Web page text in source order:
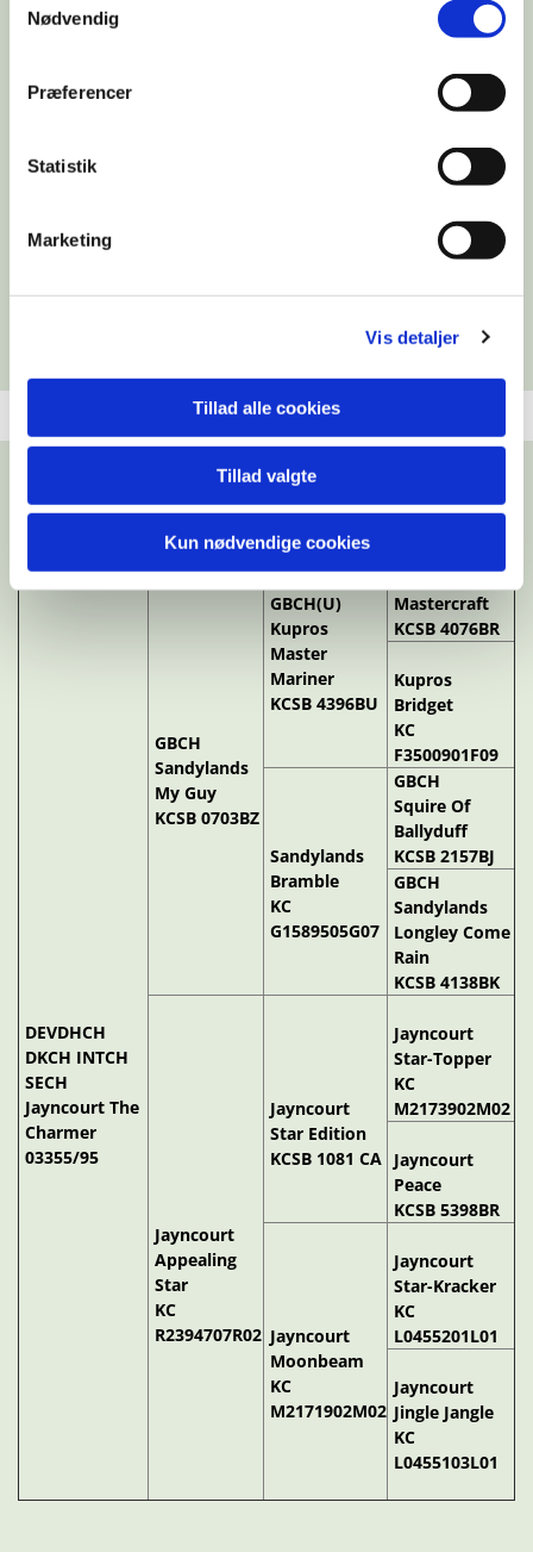
Nødvendig
Præferencer
Statistik
Marketing
Vis detaljer
Tillad alle cookies
Tillad valgte
Kun nødvendige cookies
" Charmer"
DEVDHCH
DKCH INTCH
SECH
Jayncourt The
Charmer
03355/95
GBCH
Sandylands
My Guy
KCSB 0703BZ
GBCH(U)
Kupros
Master
Mariner
KCSB 4396BU
Lindall
Mastercraft
KCSB 4076BR
Kupros
Bridget
KC
F3500901F09
Sandylands
Bramble
KC
G1589505G07
GBCH
Squire Of
Ballyduff
KCSB 2157BJ
GBCH
Sandylands
Longley Come
Rain
KCSB 4138BK
Jayncourt
Appealing
Star
KC
R2394707R02
Jayncourt
Star Edition
KCSB 1081 CA
Jayncourt
Star-Topper
KC
M2173902M02
Jayncourt
Peace
KCSB 5398BR
Jayncourt
Moonbeam
KC
M2171902M02
Jayncourt
Star-Kracker
KC
L0455201L01
Jayncourt
Jingle Jangle
KC
L0455103L01